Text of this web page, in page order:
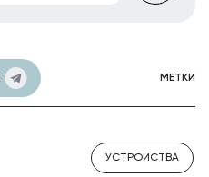
МЕТКИ
УСТРОЙСТВА